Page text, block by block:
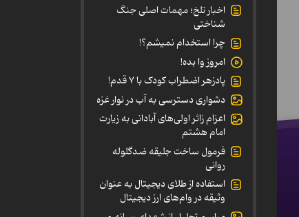
اخبار تلخ؛ مهمات اصلی جنگ
شناختی
چرا استخدام نمیشم؟!
امروز وا بده!
پادزهر اضطراب کودک با ۷ قدم!
دشواری دسترسی به آب در نوار غزه
اعزام زائر اولی‌های آبادانی به زیارت
امام هشتم
فرمول ساخت جلیقه ضدگلوله
روانی
استفاده از طلای دیجیتال به عنوان
وثیقه در وام‌های ارز دیجیتال